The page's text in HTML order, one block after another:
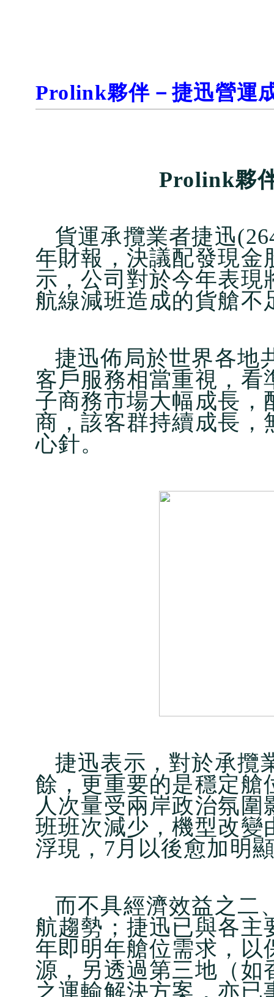
Prolink夥伴－捷迅營運
Prolink夥
貨運承攬業者捷迅
年財報，決議配發現金
示，公司對於今年表
航線減班造成的貨艙不
捷迅佈局於世界各地
客戶服務相當重視，
子商務市場大幅成長，
商，該客群持續成長，
心針。
捷迅表示，對於承攬
餘，更重要的是穩定艙
人次量受兩岸政治氛
班班次減少，機型改變
浮現，7月以後愈加明
而不具經濟效益之二
航趨勢；捷迅已與各
年即明年艙位需求，以
源，另透過第三地（如
之運輸解決方案，亦